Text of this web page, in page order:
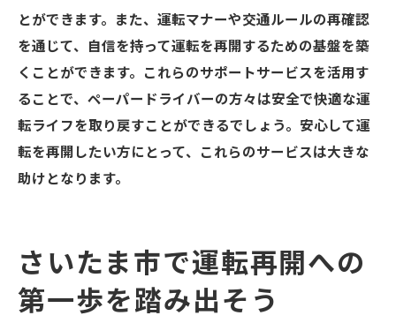
とができます。また、運転マナーや交通ルールの再確認
を通じて、自信を持って運転を再開するための基盤を築
くことができます。これらのサポートサービスを活用す
ることで、ペーパードライバーの方々は安全で快適な運
転ライフを取り戻すことができるでしょう。安心して運
転を再開したい方にとって、これらのサービスは大きな
助けとなります。
さいたま市で運転再開への
第一歩を踏み出そう